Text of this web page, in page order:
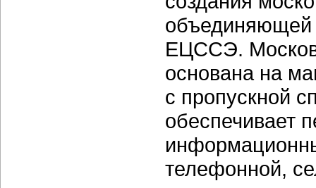
объединяющей
ЕЦССЭ.
основана на
с пропускной
обеспечивает
телефонной,